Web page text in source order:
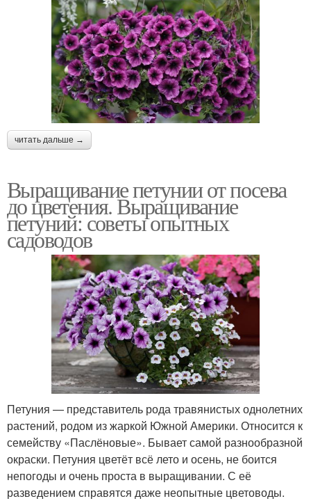
Почва для петунии Выращивание из семян
Петунии в грунт
Петуния в открытом
грунте
Петунии на даче
Уход за петунией Петунии для балконов
читать дальше →
Выращивание петунии от посева
до цветения. Выращивание
петуний: советы опытных
садоводов
Петуния — представитель рода травянистых однолетних
растений, родом из жаркой Южной Америки. Относится к
семейству «Паслёновые». Бывает самой разнообразной
окраски. Петуния цветёт всё лето и осень, не боится
непогоды и очень проста в выращивании. С её
разведением справятся даже неопытные цветоводы.